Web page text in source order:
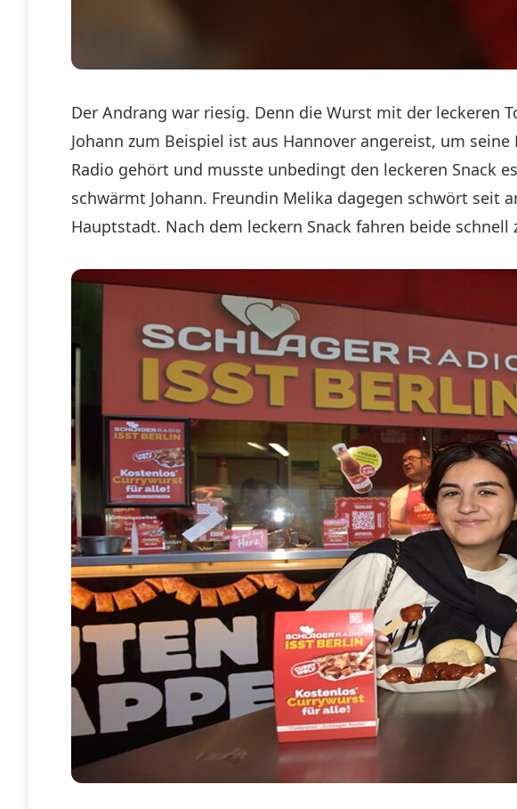
Der Andrang war riesig. Denn die Wurst mit der leckeren
Johann zum Beispiel ist aus Hannover angereist, um
Radio gehört und musste unbedingt den leckeren Snack
schwärmt Johann. Freundin Melika dagegen schwört seit
Hauptstadt. Nach dem leckern Snack fahren beide